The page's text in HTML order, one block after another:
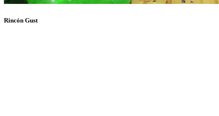
Rincón Gust